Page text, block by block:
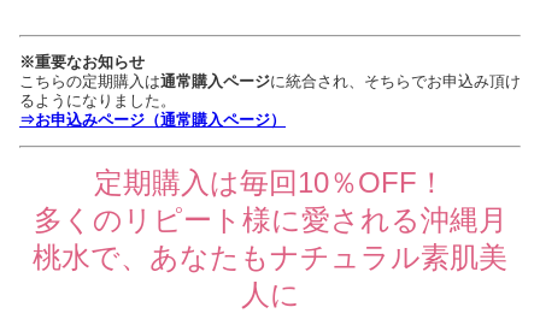
※重要なお知らせ
こちらの定期購入は通常購入ページに統合され、そちらでお申込み頂け
るようになりました。
⇒お申込みページ（通常購入ページ）
定期購入は毎回10％OFF！
多くのリピート様に愛される沖縄月
桃水で、あなたもナチュラル素肌美
人に